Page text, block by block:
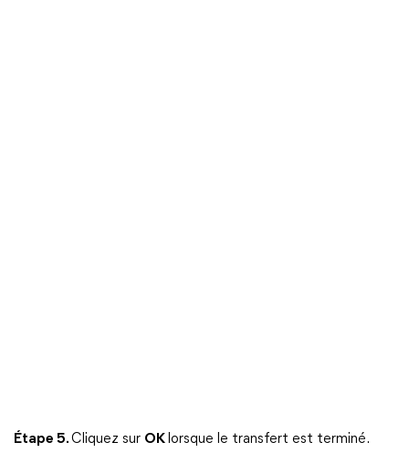
Étape 5.Cliquez sur OK lorsque le transfert est terminé.